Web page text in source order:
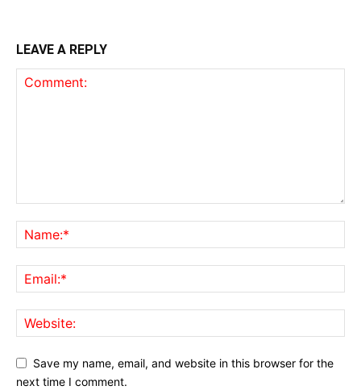
LEAVE A REPLY
Save my name, email, and website in this browser for the
next time I comment.